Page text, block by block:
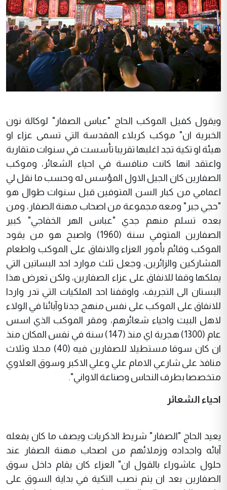
ويقول كفيل الموكب الحاج "عباس الصفار" لوكالة نون
الخبرية ان" موكب كربلاء المقدسة التي تسمى عزاء او
هيئة او تكية تجد اغلبها تقريبا تأسست في سنوات متقاربة
واعتقد انها كانت منافسة في احياء الشعائر، وموكب
الصفارين كان الجيل الاول المؤسس له وحسب ما نقل لي
اعمامي من كبار السن المتوفين قبل سنوات طوال هو
"حجي جبر" ومعه مجموعة من اصحاب مهنة الصفار، ومن
بعده تسلم منهم جدي "عباس الهر الخفاجي" كبير
الصفارين المتوفي سنة (1960) واصبح هو من يقود
الموكب وقائم بأمور العزاء والانفاق على الموكب واطعام
المشاركين والزائرين، وجعل ثلث موارد احد البساتين التي
يملكها وقفا للانفاق على عزاء الصفارين، ولكن تعرض هذا
البستان الى التجريف، واوقفنا احد الملكيات التي تدر واردا
للانفاق على الموكب على نفس منهج جدنا وآبائنا في الولاء
لاهل البيت واحياء شعائرهم، ومقر الموكب الذي اسس
عام (1300) هجرية اي منذ (147) سنة في نفس المكان منذ
ان كان سوقا مستطيلا للصفارين فيه (40) محلا وثلاث
منافذ على شارعي الامام علي وعلي الاكبر وسوق العلاوي
متخصصا بطرف النحاس وصناعة الاواني".
احياء الشعائر
يعيد الحاج "الصفار" شريط الذكريات ويصف ما كان يفعله
آبائه واجداده وزملائهم من اصحاب مهنة الصفار عند
حلول عاشوراء بالقول ان" العزاء كان يقام داخل سوق
الصفارين بعد ان يتم نصب التكية في بداية السوق على